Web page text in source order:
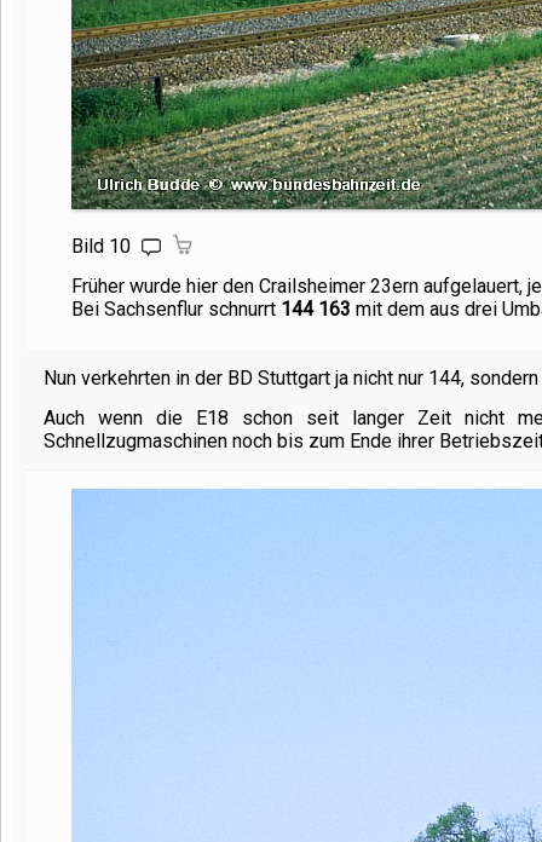
Bild 10
Früher wurde hier den Crailsheimer 23ern aufgelauert,
Bei Sachsenflur schnurrt 144 163 mit dem aus drei
Nun verkehrten in der BD Stuttgart ja nicht nur 144,
Auch wenn die E18 schon seit langer Zeit nicht
Schnellzugmaschinen noch bis zum Ende ihrer